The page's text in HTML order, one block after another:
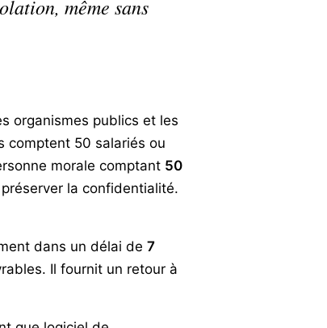
même sans
organismes publics et les
comptent 50 salariés ou
morale comptant 50
la confidentialité.
dans un délai de 7
Il fournit un retour à